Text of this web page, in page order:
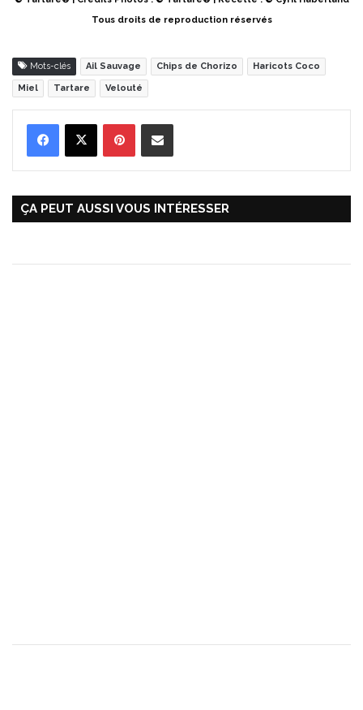
Tous droits de reproduction réservés
Mots-clés Ail Sauvage Chips de Chorizo Haricots Coco
Miel Tartare Velouté
ÇA PEUT AUSSI VOUS INTÉRESSER